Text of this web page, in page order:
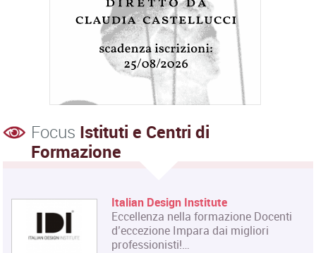
Focus Istituti e Centri di
Formazione
Italian Design Institute
Eccellenza nella formazione Docenti
d’eccezione Impara dai migliori
professionisti!…